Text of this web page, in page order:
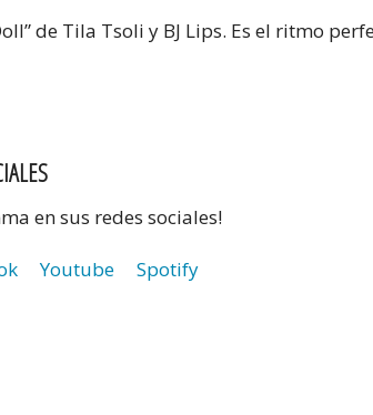
de Tila Tsoli y BJ Lips. Es el ritmo
en sus redes sociales!
Youtube Spotify